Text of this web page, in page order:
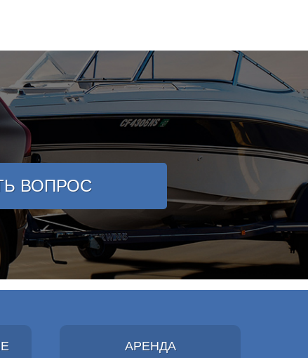
ВОПРОС
АРЕНДА